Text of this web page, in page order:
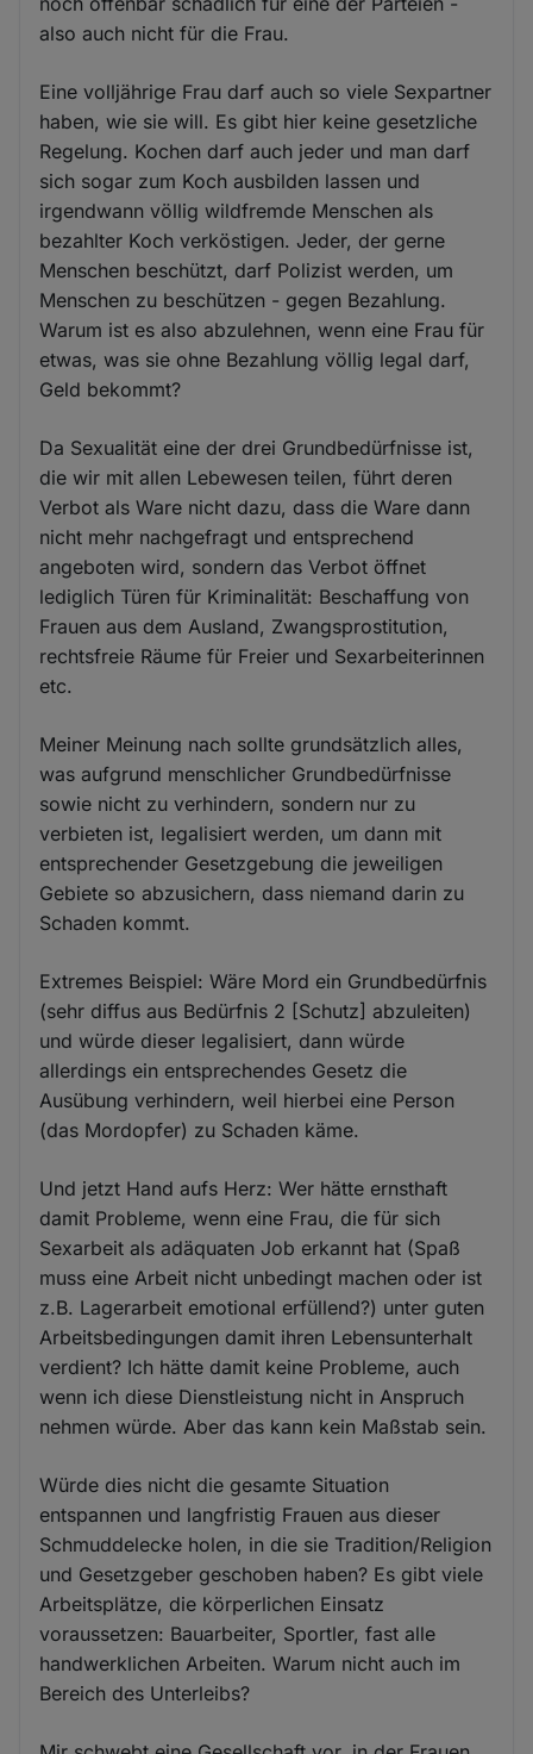
also auch nicht für die Frau.
Eine volljährige Frau darf auch so viele Sexpartner
haben, wie sie will. Es gibt hier keine gesetzliche
Regelung. Kochen darf auch jeder und man darf
sich sogar zum Koch ausbilden lassen und
irgendwann völlig wildfremde Menschen als
bezahlter Koch verköstigen. Jeder, der gerne
Menschen beschützt, darf Polizist werden, um
Menschen zu beschützen - gegen Bezahlung.
Warum ist es also abzulehnen, wenn eine Frau für
etwas, was sie ohne Bezahlung völlig legal darf,
Geld bekommt?
Da Sexualität eine der drei Grundbedürfnisse ist,
die wir mit allen Lebewesen teilen, führt deren
Verbot als Ware nicht dazu, dass die Ware dann
nicht mehr nachgefragt und entsprechend
angeboten wird, sondern das Verbot öffnet
lediglich Türen für Kriminalität: Beschaffung von
Frauen aus dem Ausland, Zwangsprostitution,
rechtsfreie Räume für Freier und Sexarbeiterinnen
etc.
Meiner Meinung nach sollte grundsätzlich alles,
was aufgrund menschlicher Grundbedürfnisse
sowie nicht zu verhindern, sondern nur zu
verbieten ist, legalisiert werden, um dann mit
entsprechender Gesetzgebung die jeweiligen
Gebiete so abzusichern, dass niemand darin zu
Schaden kommt.
Extremes Beispiel: Wäre Mord ein Grundbedürfnis
(sehr diffus aus Bedürfnis 2 [Schutz] abzuleiten)
und würde dieser legalisiert, dann würde
allerdings ein entsprechendes Gesetz die
Ausübung verhindern, weil hierbei eine Person
(das Mordopfer) zu Schaden käme.
Und jetzt Hand aufs Herz: Wer hätte ernsthaft
damit Probleme, wenn eine Frau, die für sich
Sexarbeit als adäquaten Job erkannt hat (Spaß
muss eine Arbeit nicht unbedingt machen oder ist
z.B. Lagerarbeit emotional erfüllend?) unter guten
Arbeitsbedingungen damit ihren Lebensunterhalt
verdient? Ich hätte damit keine Probleme, auch
wenn ich diese Dienstleistung nicht in Anspruch
nehmen würde. Aber das kann kein Maßstab sein.
Würde dies nicht die gesamte Situation
entspannen und langfristig Frauen aus dieser
Schmuddelecke holen, in die sie Tradition/Religion
und Gesetzgeber geschoben haben? Es gibt viele
Arbeitsplätze, die körperlichen Einsatz
voraussetzen: Bauarbeiter, Sportler, fast alle
handwerklichen Arbeiten. Warum nicht auch im
Bereich des Unterleibs?